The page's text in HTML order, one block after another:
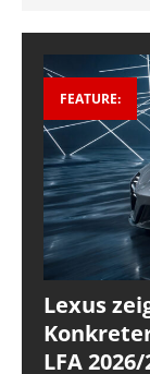
FEATURE:
Lexus
LFA